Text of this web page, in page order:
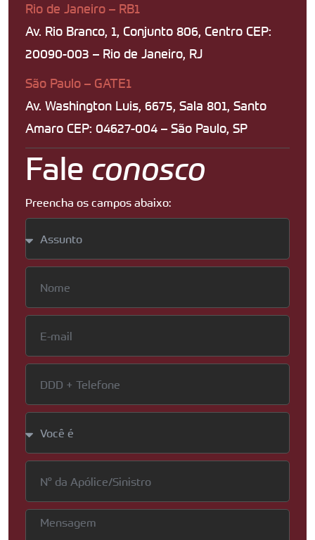
Rio de Janeiro – RB1
Av. Rio Branco, 1, Conjunto 806, Centro CEP:
20090-003 – Rio de Janeiro, RJ
São Paulo – GATE1
Av. Washington Luis, 6675, Sala 801, Santo
Amaro CEP: 04627-004 – São Paulo, SP
Fale conosco
Preencha os campos abaixo: